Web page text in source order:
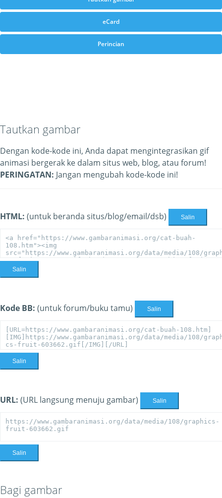
eCard
Perincian
Tautkan gambar
Dengan kode-kode ini, Anda dapat mengintegrasikan gif
animasi bergerak ke dalam situs web, blog, atau forum!
PERINGATAN: Jangan mengubah kode-kode ini!
HTML: (untuk beranda situs/blog/email/dsb) Salin
Salin
Kode BB: (untuk forum/buku tamu) Salin
Salin
URL: (URL langsung menuju gambar) Salin
Salin
Bagi gambar